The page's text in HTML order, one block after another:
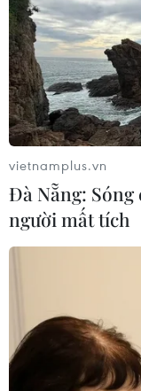
chủng, cần được
vietnamplus.vn
Đà Nẵng: Sóng
người mất tích